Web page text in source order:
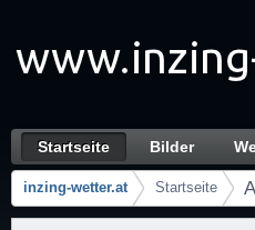
Aktuell keine
Navigation
Startseite Bilder
Brotkrumen (Wo
inzing-wetter.at Startseite